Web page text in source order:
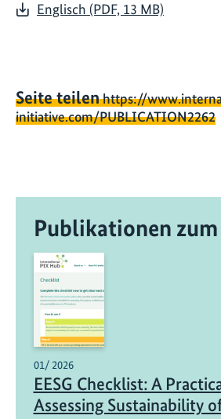
Englisch (PDF, 13 MB)
Seite teilenhttps://
initiative.com/PUBLICATION2262
Publikationen
01/ 2026
EESG Checklist: A
Assessing Sustainability